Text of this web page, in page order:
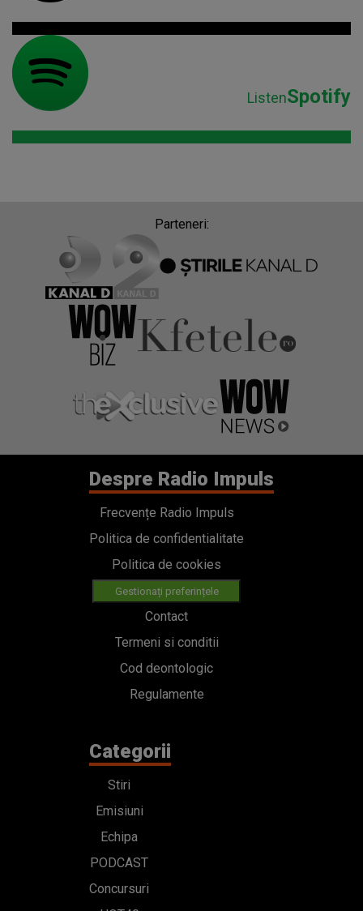
ListenSpotify
Parteneri:
Despre Radio Impuls
Frecvențe Radio Impuls
Politica de confidentialitate
Politica de cookies
Gestionați preferințele
Contact
Termeni si conditii
Cod deontologic
Regulamente
Categorii
Stiri
Emisiuni
Echipa
PODCAST
Concursuri